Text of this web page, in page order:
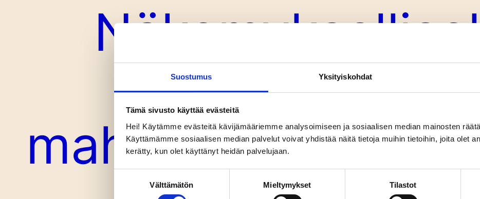
Suostumus Yksityiskohdat
Tämä sivusto käyttää evästeitä
Hei! Käytämme evästeitä kävijämääriemme analysoimiseen ja sosiaalisen median mainosten
Käyttämämme sosiaalisen median palvelut voivat yhdistää näitä tietoja muihin tietoihin, joita olet
kerätty, kun olet käyttänyt heidän palvelujaan.
Välttämätön Mieltymykset Tilastot
maailma on
mahdollisuuksia